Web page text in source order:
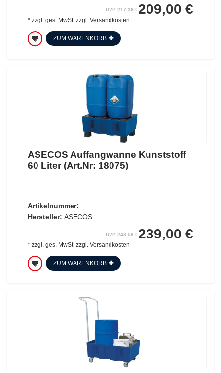
UVP 217,36 €209,00 €
* zzgl. ges. MwSt.zzgl. Versandkosten
ZUM WARENKORB
ASECOS Auffangwanne Kunststoff
60 Liter (Art.Nr: 18075)
Artikelnummer:
Hersteller: ASECOS
UVP 248,56 €239,00 €
* zzgl. ges. MwSt. zzgl. Versandkosten
ZUM WARENKORB